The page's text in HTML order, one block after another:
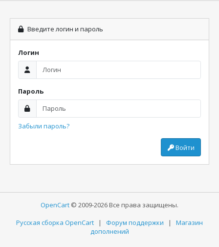
Введите логин и пароль
Логин
Пароль
Забыли пароль?
Войти
OpenCart © 2009-2026 Все права защищены.
Русская сборка OpenCart | Форум поддержки | Магазин
дополнений